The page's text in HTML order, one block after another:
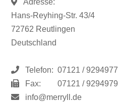
Adresse:
Hans-Reyhing-Str. 43/4
72762 Reutlingen
Deutschland
Telefon: 07121 / 9294977
Fax:
07121 / 9294979
info@merryll.de